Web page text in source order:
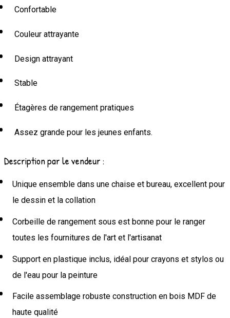
Confortable
Couleur attrayante
Design attrayant
Stable
Étagères de rangement pratiques
Assez grande pour les jeunes enfants.
Description par le vendeur :
Unique ensemble dans une chaise et bureau, excellent pour
le dessin et la collation
Corbeille de rangement sous est bonne pour le ranger
toutes les fournitures de l'art et l'artisanat
Support en plastique inclus, idéal pour crayons et stylos ou
de l'eau pour la peinture
Facile assemblage robuste construction en bois MDF de
haute qualité